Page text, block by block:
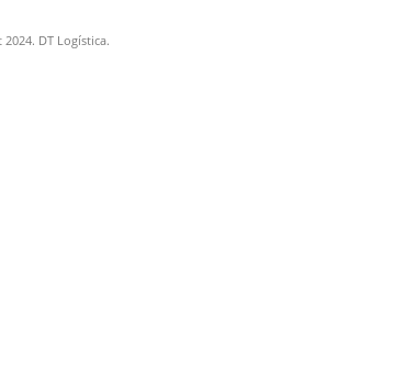
DT Logística.